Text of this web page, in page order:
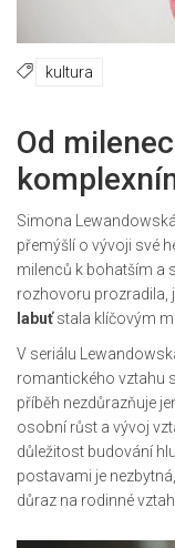
kultura
Od
Simona
přemýšlí o vývoji své
milenců k bohatším a
rozhovoru prozradila,
labuťstala klíčovým
V seriálu
romantického vztahu
příběh nezdůrazňuje
osobní růst a vývoj
důležitost budování
postavami je
důraz na rodinné